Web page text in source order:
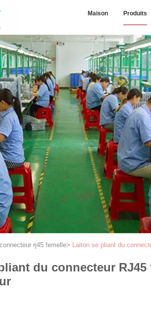
Maison Produits
connecteur rj45 femelle> Laiton se pliant du
du connecteur